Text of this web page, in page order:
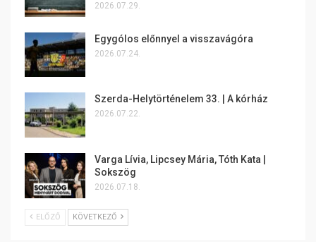
2026.07.29.
Egygólos előnnyel a visszavágóra
2026.07.24.
Szerda-Helytörténelem 33. | A kórház
2026.07.22.
Varga Lívia, Lipcsey Mária, Tóth Kata |
Sokszög
2026.07.18.
ELŐZŐ KÖVETKEZŐ